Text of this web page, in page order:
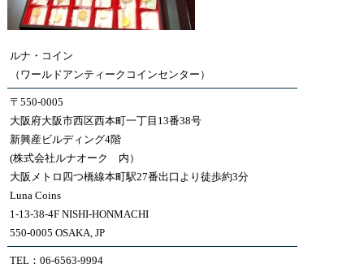
ルナ・コイン
（ワールドアンティークコインセンター）
〒550-0005
大阪府大阪市西区西本町一丁目13番38号
新興産ビルディング4階
(株式会社ルナオーク 内）
大阪メトロ四つ橋線本町駅27番出口より徒歩約3分
Luna Coins
1-13-38-4F NISHI-HONMACHI
550-0005 OSAKA, JP
TEL：06-6563-9994